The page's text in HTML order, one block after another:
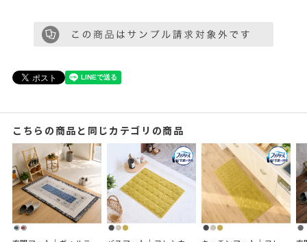
こちらの商品と同じカテゴリの商品